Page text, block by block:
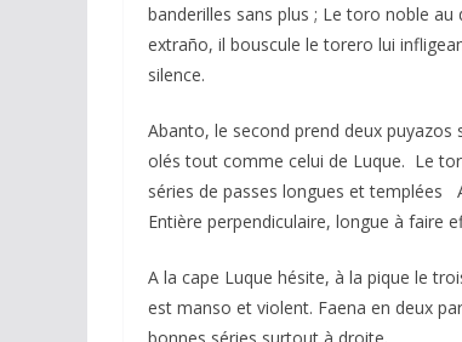
banderilles sans plus ; Le toro noble
extraño, il bouscule le torero lui
silence.
Abanto, le second prend deux puyazos
olés tout comme celui de Luque. Le
séries de passes longues et templées
Entière perpendiculaire, longue à faire
A la cape Luque hésite, à la pique le
est manso et violent. Faena en deux
bonnes séries surtout à droite.
ACTUALITÉS
CHRONIQUES
02/04/2026